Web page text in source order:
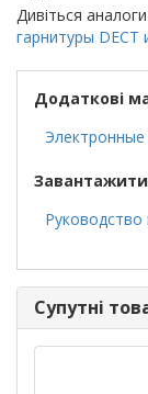
Дивіться
гарнитуры DECT
Додаткові
Завантажити
Руководство
Супутні